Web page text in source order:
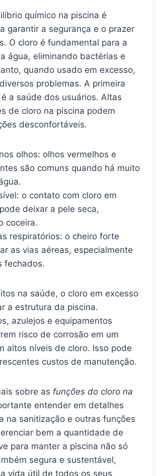
químico na piscina é
garantir a segurança e o prazer
O cloro é fundamental para a
água, eliminando bactérias e
quando usado em excesso,
problemas. A primeira
a saúde dos usuários. Altas
de cloro na piscina podem
desconfortáveis.
olhos: olhos vermelhos e
são comuns quando há muito
o contato com cloro em
deixar a pele seca,
coceira.
respiratórios: o cheiro forte
as vias aéreas, especialmente
fechados.
na saúde, o cloro em excesso
a estrutura da piscina.
azulejos e equipamentos
risco de corrosão em um
altos níveis de cloro. Isso pode
custos de manutenção.
sobre as funções do cloro na
entender em detalhes
na sanitização e outras funções
bem a quantidade de
para manter a piscina não só
segura e sustentável,
vida útil de todos os seus